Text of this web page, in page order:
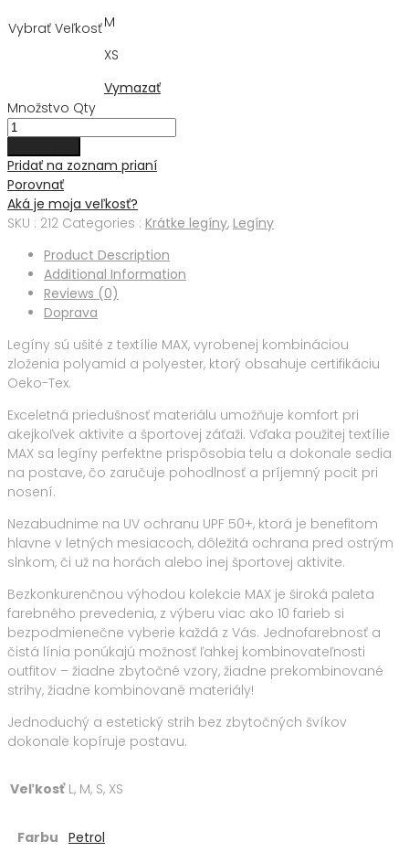
Vybrať VeľkosťM
XS
Vymazať
Množstvo Qty
Pridať na zoznam prianí
Porovnať
Aká je moja veľkosť?
SKU : 212 Categories : Krátke legíny, Legíny
Product Description
Additional Information
Reviews (0)
Doprava
Legíny sú ušité z textílie MAX, vyrobenej kombináciou
zloženia polyamid a polyester, ktorý obsahuje certifikáciu
Oeko-Tex.
Exceletná priedušnosť materiálu umožňuje komfort pri
akejkoľvek aktivite a športovej záťaži. Vďaka použitej textílie
MAX sa legíny perfektne prispôsobia telu a dokonale sedia
na postave, čo zaručuje pohodlnosť a príjemný pocit pri
nosení.
Nezabudnime na UV ochranu UPF 50+, ktorá je benefitom
hlavne v letných mesiacoch, dôležitá ochrana pred ostrým
slnkom, či už na horách alebo inej športovej aktivite.
Bezkonkurenčnou výhodou kolekcie MAX je široká paleta
farebného prevedenia, z výberu viac ako 10 farieb si
bezpodmienečne vyberie každá z Vás. Jednofarebnosť a
čistá línia ponúkajú možnosť ľahkej kombinovateľnosti
outfitov – žiadne zbytočné vzory, žiadne prekombinované
strihy, žiadne kombinované materiály!
Jednoduchý a estetický strih bez zbytočných švíkov
dokonale kopíruje postavu.
Veľkosť L, M, S, XS
Farbu Petrol